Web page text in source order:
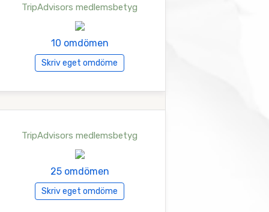
TripAdvisors medlemsbetyg
10 omdömen
Skriv eget omdöme
TripAdvisors medlemsbetyg
25 omdömen
Skriv eget omdöme